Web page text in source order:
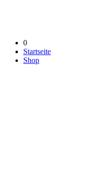
0
Startseite
Shop